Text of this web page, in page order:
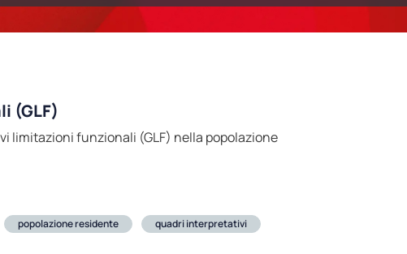
(GLF)
limitazioni funzionali (GLF) nella popolazione
popolazione residente
quadri interpretativi